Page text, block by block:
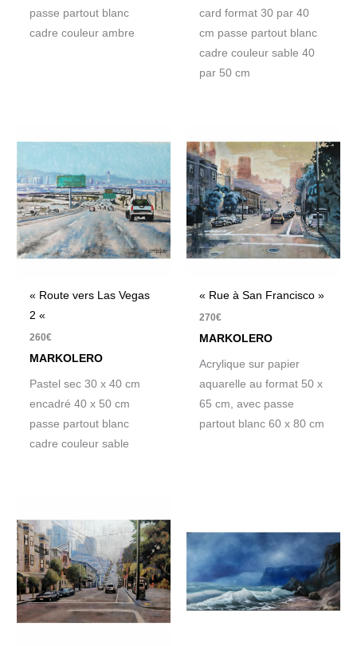
passe partout blanc
cadre couleur ambre
card format 30 par 40
cm passe partout blanc
cadre couleur sable 40
par 50 cm
« Route vers Las Vegas
2 «
260€
MARKOLERO
Pastel sec 30 x 40 cm
encadré 40 x 50 cm
passe partout blanc
cadre couleur sable
« Rue à San Francisco »
270€
MARKOLERO
Acrylique sur papier
aquarelle au format 50 x
65 cm, avec passe
partout blanc 60 x 80 cm